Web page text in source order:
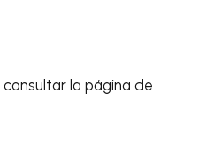
la página de